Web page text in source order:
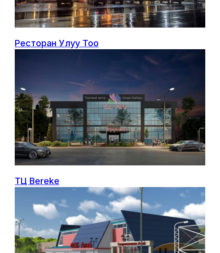
Ресторан Улуу Тоо
ТЦ Bereke